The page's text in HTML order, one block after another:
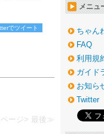
でツイート
ージ> 最後≫
メニュ
ちゃん
FAQ
利用規
ガイド
お知ら
Twitter